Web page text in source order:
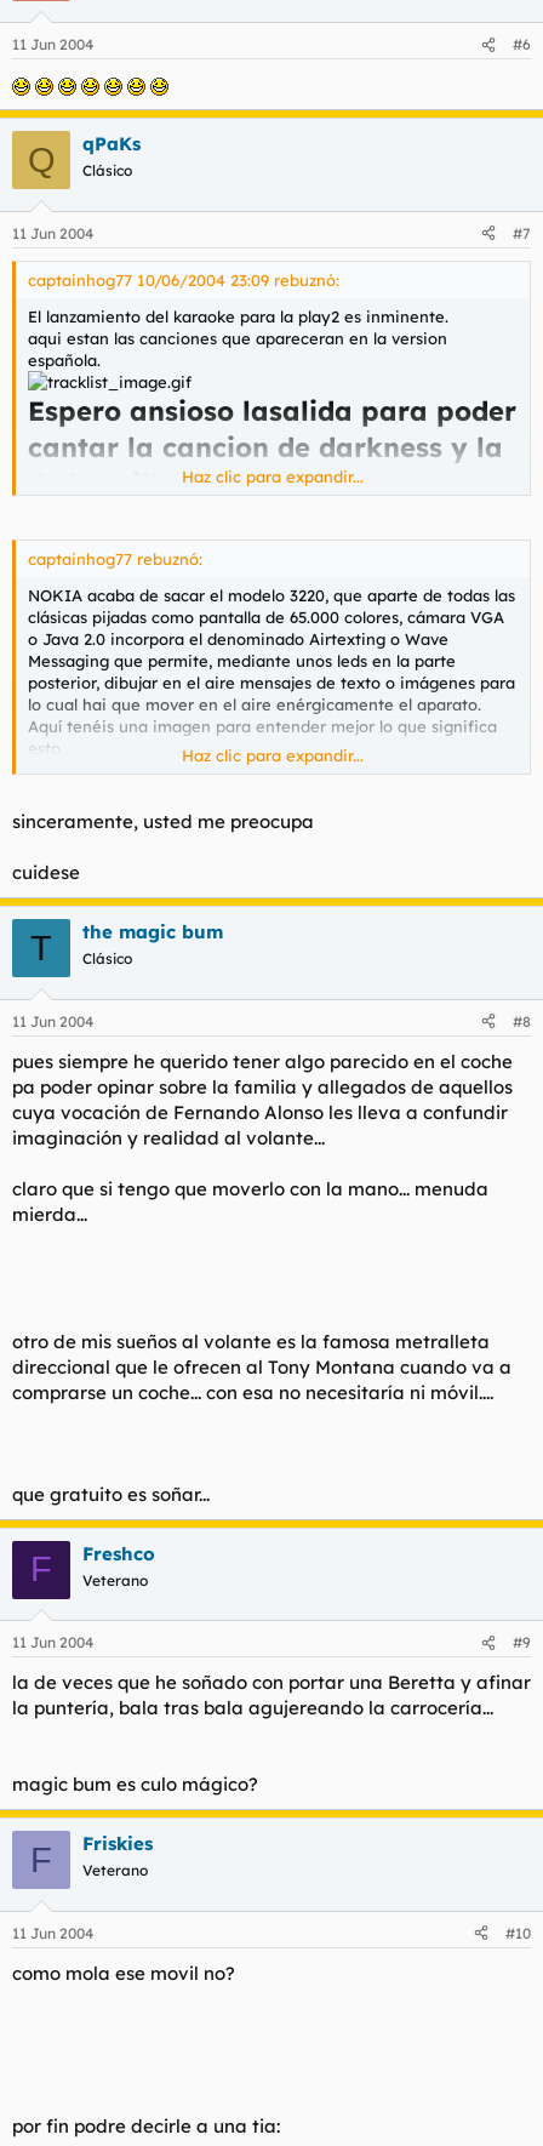
11 Jun 2004 #6
Q qPaKs
Clásico
11 Jun 2004 #7
captainhog77 10/06/2004 23:09 rebuznó:
El lanzamiento del karaoke para la play2 es inminente.
aqui estan las canciones que apareceran en la version
española.
Espero ansioso lasalida para poder
cantar la cancion de darkness y la
de los village people.
Haz clic para expandir...
captainhog77 rebuznó:
NOKIA acaba de sacar el modelo 3220, que aparte de todas las
clásicas pijadas como pantalla de 65.000 colores, cámara VGA
o Java 2.0 incorpora el denominado Airtexting o Wave
Messaging que permite, mediante unos leds en la parte
posterior, dibujar en el aire mensajes de texto o imágenes para
lo cual hai que mover en el aire enérgicamente el aparato.
Aquí tenéis una imagen para entender mejor lo que significa
esto
espero ansioso su salida para
hacer el mongo en las discotecas.
Haz clic para expandir...
sinceramente, usted me preocupa
cuidese
T the magic bum
Clásico
11 Jun 2004 #8
pues siempre he querido tener algo parecido en el coche
pa poder opinar sobre la familia y allegados de aquellos
cuya vocación de Fernando Alonso les lleva a confundir
imaginación y realidad al volante...
claro que si tengo que moverlo con la mano... menuda
mierda...
otro de mis sueños al volante es la famosa metralleta
direccional que le ofrecen al Tony Montana cuando va a
comprarse un coche... con esa no necesitaría ni móvil....
que gratuito es soñar...
F Freshco
Veterano
11 Jun 2004 #9
la de veces que he soñado con portar una Beretta y afinar
la puntería, bala tras bala agujereando la carrocería...
magic bum es culo mágico?
F Friskies
Veterano
11 Jun 2004 #10
como mola ese movil no?
por fin podre decirle a una tia: